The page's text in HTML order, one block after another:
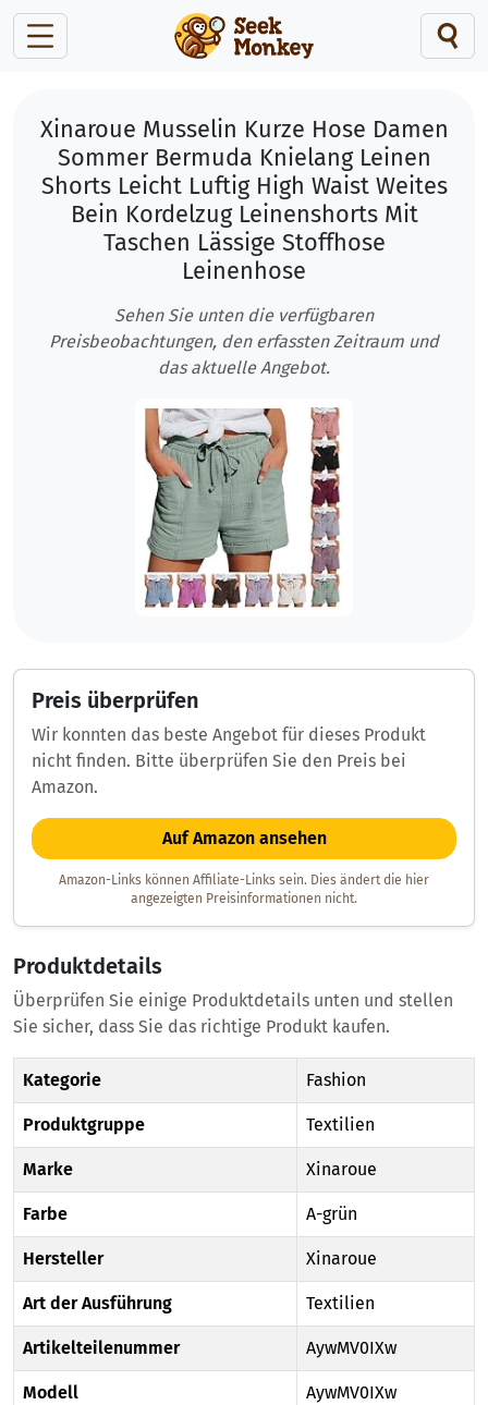
Xinaroue Musselin Kurze Hose Damen
Sommer Bermuda Knielang Leinen
Shorts Leicht Luftig High Waist Weites
Bein Kordelzug Leinenshorts Mit
Taschen Lässige Stoffhose
Leinenhose
Sehen Sie unten die verfügbaren
Preisbeobachtungen, den erfassten Zeitraum und
das aktuelle Angebot.
Preis überprüfen
Wir konnten das beste Angebot für dieses Produkt
nicht finden. Bitte überprüfen Sie den Preis bei
Amazon.
Auf Amazon ansehen
Amazon-Links können Affiliate-Links sein. Dies ändert die hier
angezeigten Preisinformationen nicht.
Produktdetails
Überprüfen Sie einige Produktdetails unten und stellen
Sie sicher, dass Sie das richtige Produkt kaufen.
Kategorie Fashion
Produktgruppe Textilien
Marke Xinaroue
Farbe A-grün
Hersteller Xinaroue
Art der Ausführung Textilien
Artikelteilenummer AywMV0IXw
Modell AywMV0IXw